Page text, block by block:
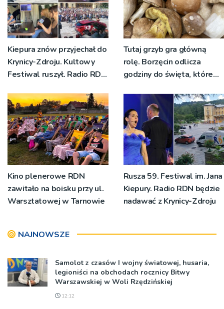
Kiepura znów przyjechał do
Krynicy-Zdroju. Kultowy
Festiwal ruszył. Radio RDN
żywo [ZDJĘCIA]
Tutaj grzyb gra główną
rolę. Borzęcin odlicza
godziny do święta, które
pokoleń
Kino plenerowe RDN
zawitało na boisku przy ul.
Warsztatowej w Tarnowie
Rusza 59. Festiwal im. Jana
Kiepury. Radio RDN będzie
nadawać z Krynicy-Zdroju
NAJNOWSZE
Samolot z czasów I wojny światowej, husaria,
legioniści na obchodach rocznicy Bitwy
Warszawskiej w Woli Rzędzińskiej
12:12